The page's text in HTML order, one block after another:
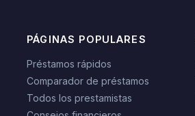
PÁGINAS POPULARES
Préstamos rápidos
Comparador de préstamos
Todos los prestamistas